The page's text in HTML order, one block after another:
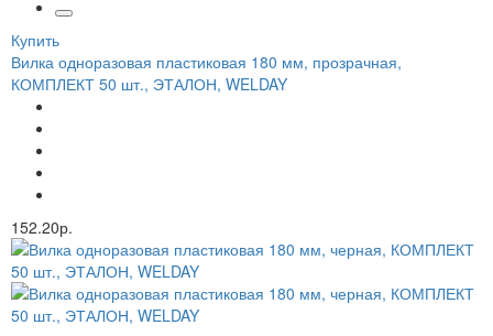
Купить
Вилка одноразовая пластиковая 180 мм, прозрачная,
КОМПЛЕКТ 50 шт., ЭТАЛОН, WELDAY
152.20р.